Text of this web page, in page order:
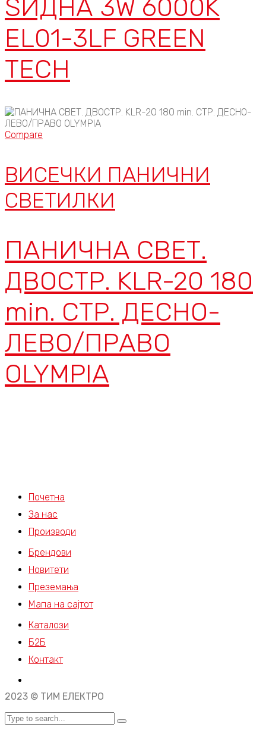
ЅИДНА 3W 6000K
EL01-3LF GREEN
TECH
Compare
ВИСЕЧКИ ПАНИЧНИ
СВЕТИЛКИ
ПАНИЧНА СВЕТ.
ДВОСТР. KLR-20 180
min. СТР. ДЕСНО-
ЛЕВО/ПРАВО
OLYMPIA
Почетна
За нас
Производи
Брендови
Новитети
Преземања
Мапа на сајтот
Каталози
Б2Б
Контакт
2023 © ТИМ ЕЛЕКТРО